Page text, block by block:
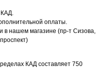
КАД.
оплаты.
в нашем магазине (пр-т Сизова,
КАД составляет 750